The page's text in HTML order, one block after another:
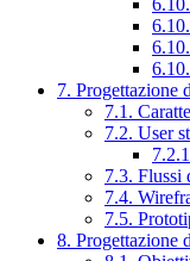
7. Progettazione
7.1.
7.2. User
7.3. Flussi
7.4.
7.5.
8. Progettazione